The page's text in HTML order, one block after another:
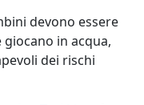
devono essere
in acqua,
dei rischi